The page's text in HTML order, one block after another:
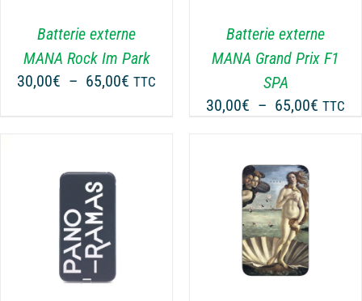
Batterie externe
MANA Rock Im Park
30,00€ – 65,00€ Plage
TTC
LES
OPTIONS
PEUVENT
ÊTRE
DU
PRODUIT
Batterie externe
MANA Grand Prix F1
SPA
30,00€ – 65,00€ Plage
TTC
CHOIX DES OPTIONS
CE
PRODUIT
A
PLUSIEURS
/ DÉTAILS